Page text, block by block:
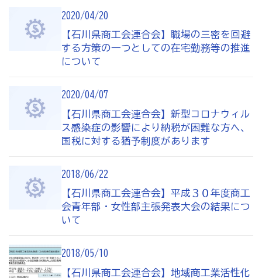
2020/04/20
【石川県商工会連合会】職場の三密を回避
する方策の一つとしての在宅勤務等の推進
について
2020/04/07
【石川県商工会連合会】新型コロナウィル
ス感染症の影響により納税が困難な方へ、
国税に対する猶予制度があります
2018/06/22
【石川県商工会連合会】平成３０年度商工
会青年部・女性部主張発表大会の結果につ
いて
2018/05/10
【石川県商工会連合会】地域商工業活性化
貯蓄共済）
死亡保険金(最高6千万円)の掛捨共済・福祉共済「生
石川県中小企業共済協同組合(傷害共済・自動車事故費
従業員の退職金共済制度
経営者の退職金制度（小規模企業共済）
海外PL保険(国内補償は、ビジネス総合保険へ）
病気やケガで働けない場合の所得を補償（休業補償制
全国商工会連合会会員福祉共済「がん」重点補償
万が一の「労働災害」と使用者賠償補償がセットの保険